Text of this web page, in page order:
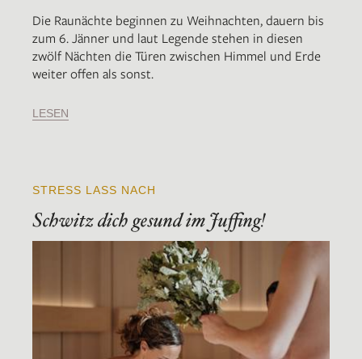
Die Raunächte beginnen zu Weihnachten, dauern bis
zum 6. Jänner und laut Legende stehen in diesen
zwölf Nächten die Türen zwischen Himmel und Erde
weiter offen als sonst.
LESEN
STRESS LASS NACH
Schwitz dich gesund im Juffing!